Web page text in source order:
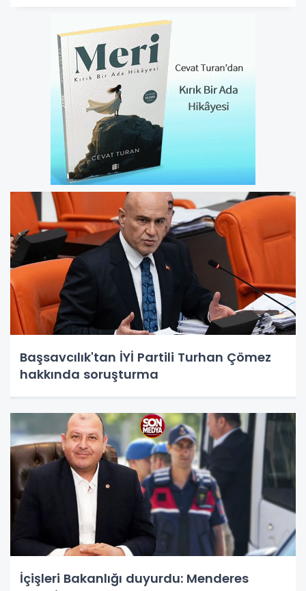
Başsavcılık'tan İYİ Partili Turhan Çömez
hakkında soruşturma
İçişleri Bakanlığı duyurdu: Menderes